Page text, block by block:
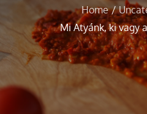
Home
Mi Atyánk, ki vagy